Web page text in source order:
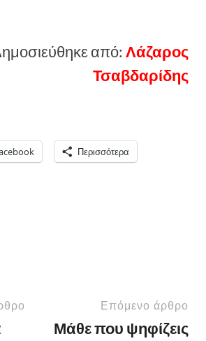
από: Λάζαρος
Τσαβδαρίδης
Περισσότερα
Επόμενο άρθρο
Μάθε που ψηφίζεις